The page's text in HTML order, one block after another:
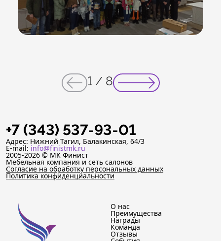
1/ 8
+7 (343) 537-93-01
Адрес: Нижний Тагил, Балакинская, 64/3
E-mail: info@finistmk.ru
2005-2026 © МК Финист
Мебельная компания и сеть салонов
Согласие на обработку персональных данных
Политика конфиденциальности
О нас
Преимущества
Награды
Команда
Отзывы